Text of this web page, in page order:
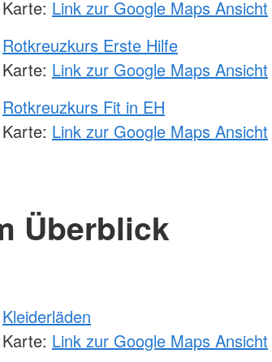
Karte: Link zur Google Maps Ansicht
Rotkreuzkurs Erste Hilfe
Karte: Link zur Google Maps Ansicht
Rotkreuzkurs Fit in EH
Karte: Link zur Google Maps Ansicht
Überblick
Kleiderläden
Karte: Link zur Google Maps Ansicht